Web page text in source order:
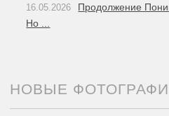
16.05.2026
Продолжение
Но ...
НОВЫЕ